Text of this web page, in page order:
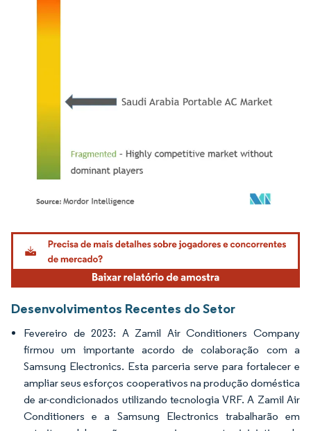
Imagem © Mordor Intelligence. O reuso requer atribuição conforme CC BY 4.0.
Desenvolvimentos Recentes do Setor
Fevereiro de 2023: A Zamil Air Conditioners Company
firmou um importante acordo de colaboração com a
Samsung Electronics. Esta parceria serve para fortalecer e
ampliar seus esforços cooperativos na produção doméstica
de ar-condicionados utilizando tecnologia VRF. A Zamil Air
Conditioners e a Samsung Electronics trabalharão em